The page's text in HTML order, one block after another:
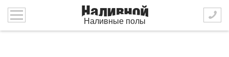
Наливные полы